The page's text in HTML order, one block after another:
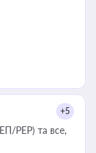
+5
PEP) та все,